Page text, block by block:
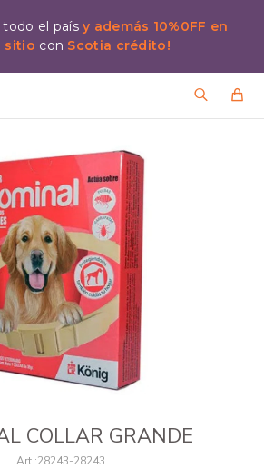
todo el paísy además 10%0FF en
sitio con Scotia crédito!
COLLAR GRANDE
28243-28243